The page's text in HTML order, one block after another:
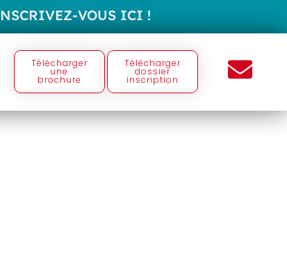
NSCRIVEZ-VOUS ICI !
Télécharger
une
brochure
Télécharger
dossier
inscription